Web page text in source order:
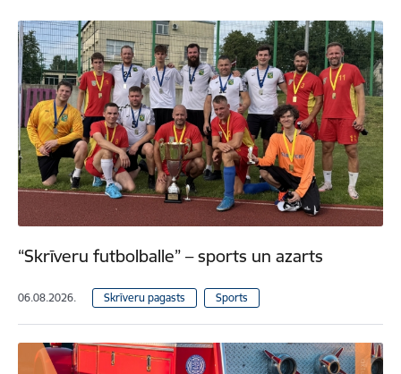
“Skrīveru futbolballe” – sports un azarts
06.08.2026. Skrīveru pagasts Sports